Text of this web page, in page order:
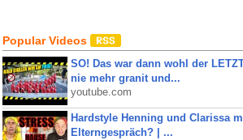
Popular Videos
SO! Das war dann wohl der
nie mehr granit und...
youtube.com
Hardstyle Henning und Clarissa
Elterngespräch? | ...